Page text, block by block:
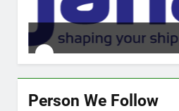
Jahaji link
Person We Follow